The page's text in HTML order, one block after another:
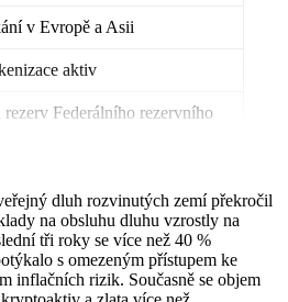
v Evropě a Asii
aktiv
Federálního rezervního
dluhu: dopad na podnikání
dluh rozvinutých zemí překročil
na obsluhu dluhu vzrostly na
tři roky se více než 40 %
s omezeným přístupem ke
inflačních rizik. Současně se objem